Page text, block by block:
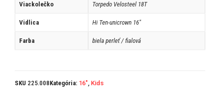
Viackolečko Torpedo Velosteel 18T
Vidlica Hi Ten-unicrown 16"
Farba biela perleť / fialová
SKU 225.008Kategória: 16", Kids